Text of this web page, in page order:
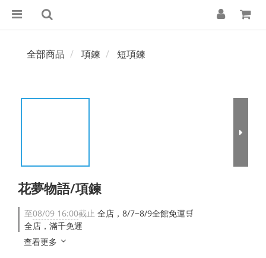
全部商品 項鍊 短項鍊
花夢物語/項鍊
至08/09 16:00截止 全店，8/7~8/9全館免運🛒
全店，滿千免運
查看更多